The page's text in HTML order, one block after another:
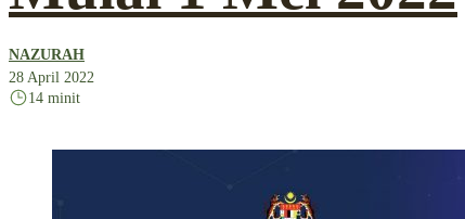
NAZURAH
28 April 2022
14 minit